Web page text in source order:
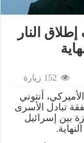
النار
بلينكن:
مفاوضات
152 زيارة
أنتوني
تبادل الأسرى
بين إسرائيل